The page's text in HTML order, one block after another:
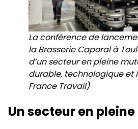
La conférence de
la Brasserie Caporal à
d’un secteur en pleine
durable, technologique et
France Travail)
Un secteur en